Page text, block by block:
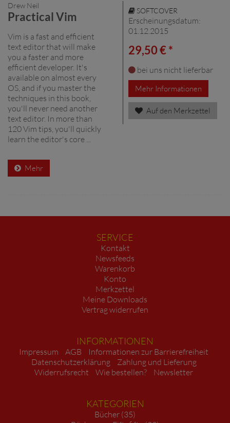
Drew Neil
Practical Vim
Vim is a fast and efficient
text editor that will make
you a faster and more
efficient developer. It's
available on almost every
OS, and if you master the
techniques in this book,
you'll never need another
text editor. In more than
120 Vim tips, you'll quickly
learn the editor's core ...
Mehr
SOFTCOVER
Erscheinungsdatum:
01.12.2015
29,50 € *
bei uns nicht lieferbar
Mehr Informationen
Auf den Merkzettel
SERVICE
Kontakt
Newsfeeds
Warenkorb
Konto
Merkzettel
Meine Downloads
Vertrag widerrufen
INFORMATIONEN
Impressum AGB
Informationen zur Barrierefreiheit
Datenschutzerklärung
Zahlung und Lieferung
Widerrufsrecht
Wie bestellen? Newsletter
KATEGORIEN
Bücher (35)